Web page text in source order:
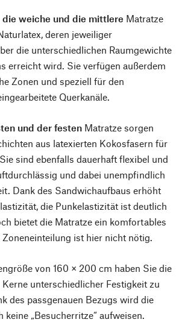
die weiche und die mittlere Matratze
deren jeweiliger
die unterschiedlichen Raumgewichte
erreicht wird. Sie verfügen außerdem
Zonen und speziell für den
Querkanäle.
und der festen Matratze sorgen
aus latexierten Kokosfasern für
sind ebenfalls dauerhaft flexibel und
und dabei unempfindlich
Dank des Sandwichaufbaus erhöht
die Punkelastizität ist deutlich
bietet die Matratze ein komfortables
Zoneneinteilung ist hier nicht nötig.
von 160 × 200 cm haben Sie die
unterschiedlicher Festigkeit zu
des passgenauen Bezugs wird die
keine „Besucherritze“ aufweisen.